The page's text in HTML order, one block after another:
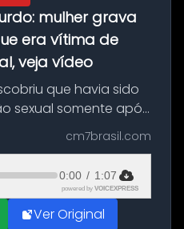
mulher grava
era vítima de
veja vídeo
que havia sido
sexual somente após
enquanto
um condomínio em
O c...
cm7brasil.com
0:00 / 1:07
powered by VOICEXPRESS
Ver Original